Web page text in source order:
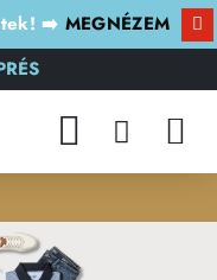
➡️ MEGNÉZEM